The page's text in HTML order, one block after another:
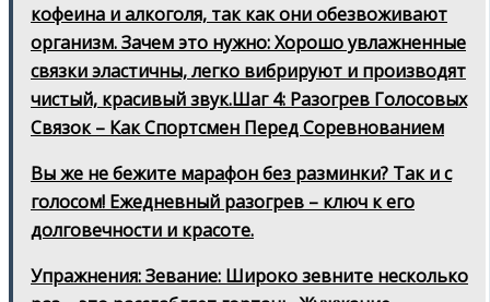
кофеина и алкоголя, так как они обезвоживают
организм. Зачем это нужно: Хорошо увлажненные
связки эластичны, легко вибрируют и производят
чистый, красивый звук.Шаг 4: Разогрев Голосовых
Связок – Как Спортсмен Перед Соревнованием
Вы же не бежите марафон без разминки? Так и с
голосом! Ежедневный разогрев – ключ к его
долговечности и красоте.
Упражнения: Зевание: Широко зевните несколько